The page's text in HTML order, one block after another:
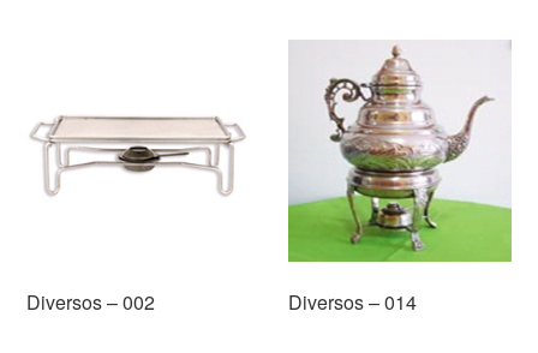
Diversos – 002 Diversos – 014